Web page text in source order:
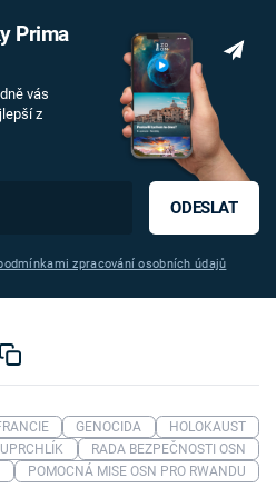
Prima
vás
z
ODESLAT
zpracování osobních údajů
GENOCIDA
HOLOKAUST
UPRCHLÍK
RADA BEZPEČNOSTI OSN
POMOCNÁ MISE OSN PRO RWANDU